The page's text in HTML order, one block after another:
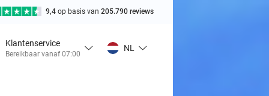
9,4 op basis van 205.790 reviews
Klantenservice
Bereikbaar vanaf 07:00
NL